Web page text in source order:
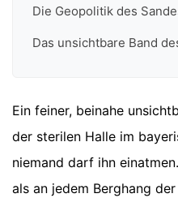
Die Geopolitik des
Das unsichtbare Band
Ein feiner, beinahe
der sterilen Halle im
niemand darf ihn
als an jedem Berghang